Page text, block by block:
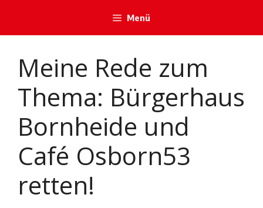
springen
Menü
Meine Rede zum
Thema: Bürgerhaus
Bornheide und
Café Osborn53
retten!